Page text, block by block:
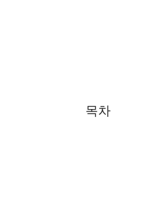
목차